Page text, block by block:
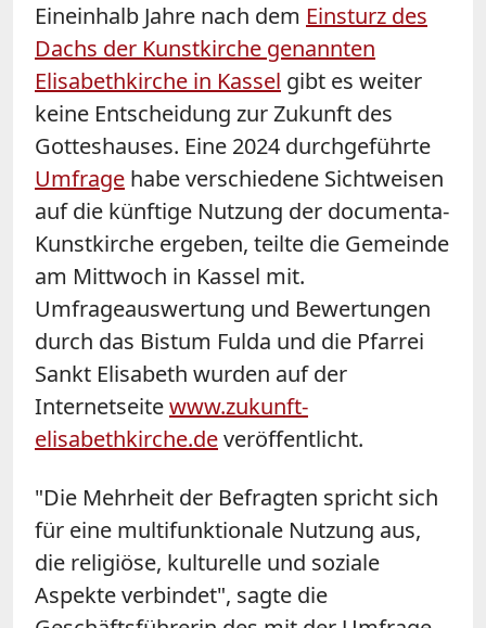
Eineinhalb Jahre nach dem Einsturz des
Dachs der Kunstkirche genannten
Elisabethkirche in Kassel gibt es weiter
keine Entscheidung zur Zukunft des
Gotteshauses. Eine 2024 durchgeführte
Umfrage habe verschiedene Sichtweisen
auf die künftige Nutzung der documenta-
Kunstkirche ergeben, teilte die Gemeinde
am Mittwoch in Kassel mit.
Umfrageauswertung und Bewertungen
durch das Bistum Fulda und die Pfarrei
Sankt Elisabeth wurden auf der
Internetseitewww.zukunft-
elisabethkirche.deveröffentlicht.
"Die Mehrheit der Befragten spricht sich
für eine multifunktionale Nutzung aus,
die religiöse, kulturelle und soziale
Aspekte verbindet", sagte die